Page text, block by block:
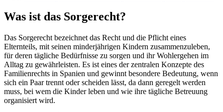
Was ist das Sorgerecht?
Das Sorgerecht bezeichnet das Recht und die Pflicht eines
Elternteils, mit seinen minderjährigen Kindern zusammenzuleben,
für deren tägliche Bedürfnisse zu sorgen und ihr Wohlergehen im
Alltag zu gewährleisten. Es ist eines der zentralen Konzepte des
Familienrechts in Spanien und gewinnt besondere Bedeutung, wenn
sich ein Paar trennt oder scheiden lässt, da dann geregelt werden
muss, bei wem die Kinder leben und wie ihre tägliche Betreuung
organisiert wird.